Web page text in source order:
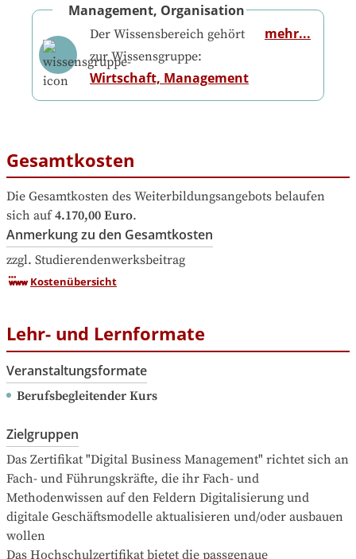
Management, Organisation
Der Wissensbereich gehört
zur Wissensgruppe:
Wirtschaft, Management
mehr...
Gesamtkosten
Die Gesamtkosten des Weiterbildungsangebots belaufen
sich auf 4.170,00 Euro.
Anmerkung zu den Gesamtkosten
zzgl. Studierendenwerksbeitrag
Kostenübersicht
Lehr- und Lernformate
Veranstaltungsformate
Berufsbegleitender Kurs
Zielgruppen
Das Zertifikat "Digital Business Management" richtet sich an
Fach- und Führungskräfte, die ihr Fach- und
Methodenwissen auf den Feldern Digitalisierung und
digitale Geschäftsmodelle aktualisieren und/oder ausbauen
wollen
Das Hochschulzertifikat bietet die passgenaue